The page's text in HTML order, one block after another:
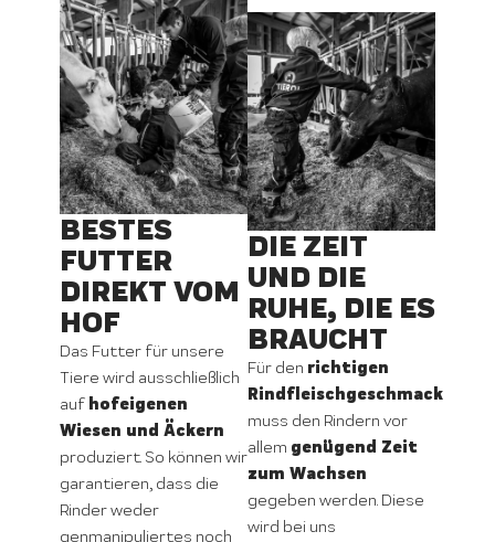
BESTES
FUTTER
DIREKT VOM
HOF
Das Futter für unsere
Tiere wird ausschließlich
auf hofeigenen
Wiesen und Äckern
produziert. So können wir
garantieren, dass die
Rinder weder
genmanipuliertes noch
DIE ZEIT
UND DIE
RUHE, DIE ES
BRAUCHT
Für den richtigen
Rindfleischgeschmack
muss den Rindern vor
allem genügend Zeit
zum Wachsen
gegeben werden. Diese
wird bei uns